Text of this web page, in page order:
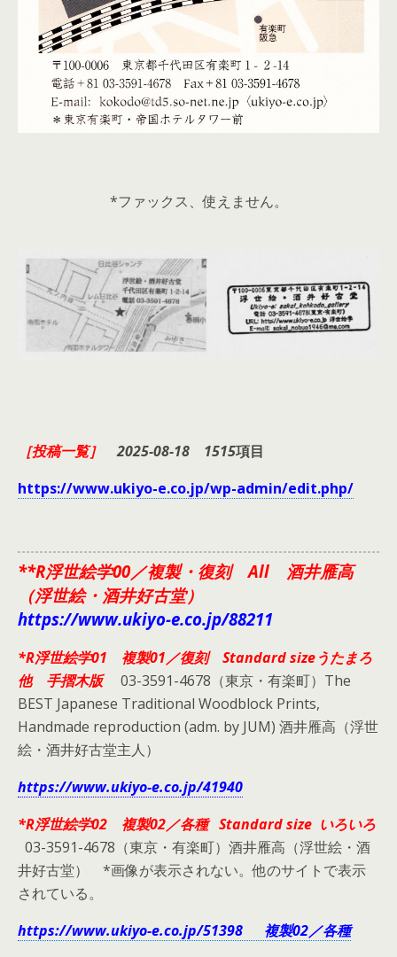
*ファックス、使えません。
［投稿一覧］2025-08-18 1515項目
https://www.ukiyo-e.co.jp/wp-admin/edit.php/
**R浮世絵学00／複製・復刻 All 酒井雁高
（浮世絵・酒井好古堂）
https://www.ukiyo-e.co.jp/88211
*R浮世絵学01 複製01／復刻 Standard sizeうたまろ
他 手摺木版03-3591-4678（東京・有楽町）The
BEST Japanese Traditional Woodblock Prints,
Handmade reproduction (adm. by JUM) 酒井雁高（浮世
絵・酒井好古堂主人）
https://www.ukiyo-e.co.jp/41940
*R浮世絵学02 複製02／各種 Standard size いろいろ
03-3591-4678（東京・有楽町）酒井雁高（浮世絵・酒
井好古堂） *画像が表示されない。他のサイトで表示
されている。
https://www.ukiyo-e.co.jp/51398 複製02／各種